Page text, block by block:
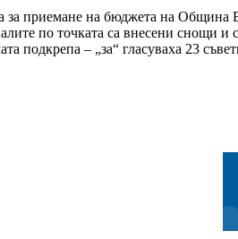
приемане на бюджета на Община
по точката са внесени снощи
подкрепа – „за“ гласуваха 23